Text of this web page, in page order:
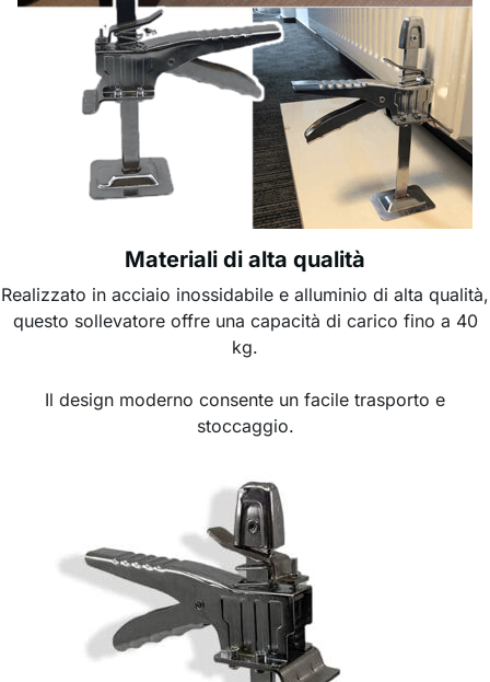
Materiali di alta qualità
Realizzato in acciaio inossidabile e alluminio di alta qualità,
questo sollevatore offre una capacità di carico fino a 40
kg.
Il design moderno consente un facile trasporto e
stoccaggio.